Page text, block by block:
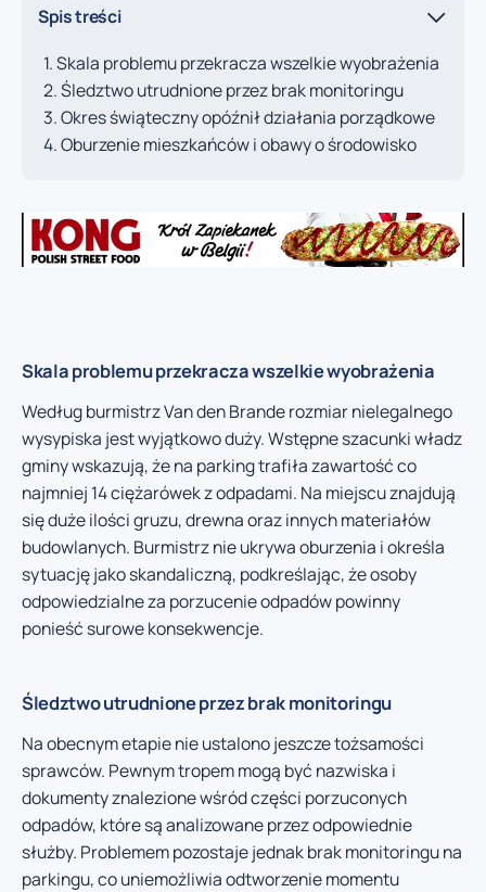
Spis treści
Skala problemu przekracza wszelkie wyobrażenia
Śledztwo utrudnione przez brak monitoringu
Okres świąteczny opóźnił działania porządkowe
Oburzenie mieszkańców i obawy o środowisko
Skala problemu przekracza wszelkie wyobrażenia
Według burmistrz Van den Brande rozmiar nielegalnego
wysypiska jest wyjątkowo duży. Wstępne szacunki władz
gminy wskazują, że na parking trafiła zawartość co
najmniej 14 ciężarówek z odpadami. Na miejscu znajdują
się duże ilości gruzu, drewna oraz innych materiałów
budowlanych. Burmistrz nie ukrywa oburzenia i określa
sytuację jako skandaliczną, podkreślając, że osoby
odpowiedzialne za porzucenie odpadów powinny
ponieść surowe konsekwencje.
Śledztwo utrudnione przez brak monitoringu
Na obecnym etapie nie ustalono jeszcze tożsamości
sprawców. Pewnym tropem mogą być nazwiska i
dokumenty znalezione wśród części porzuconych
odpadów, które są analizowane przez odpowiednie
służby. Problemem pozostaje jednak brak monitoringu na
parkingu, co uniemożliwia odtworzenie momentu